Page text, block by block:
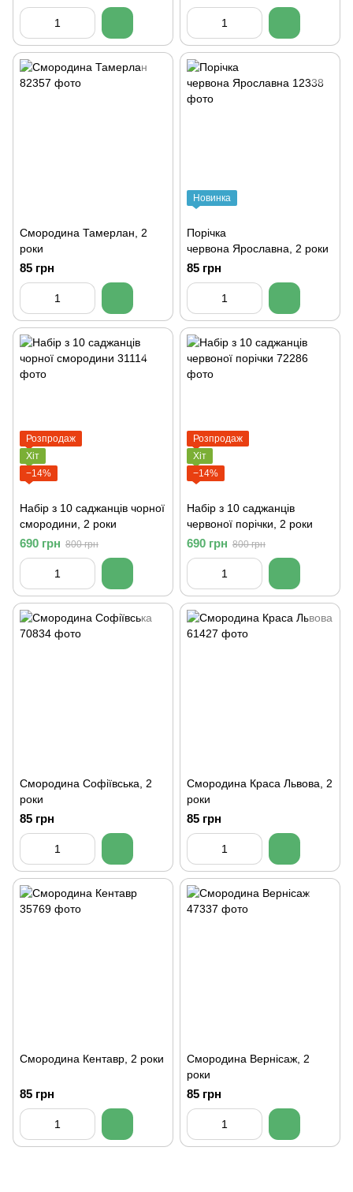
Смородина Тамерлан, 2
роки
85 грн
Новинка
Порічка
червона Ярославна, 2 роки
85 грн
Розпродаж
Хіт
−14%
Набір з 10 саджанців чорної
смородини, 2 роки
690 грн 800 грн
Розпродаж
Хіт
−14%
Набір з 10 саджанців
червоної порічки, 2 роки
690 грн 800 грн
Смородина Софіївська, 2
роки
85 грн
Смородина Краса Львова, 2
роки
85 грн
Смородина Кентавр, 2 роки
85 грн
Смородина Вернісаж, 2
роки
85 грн